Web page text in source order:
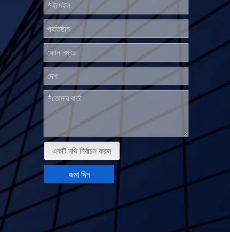
একটি নথি নির্বাচন করুন
জমা দিন